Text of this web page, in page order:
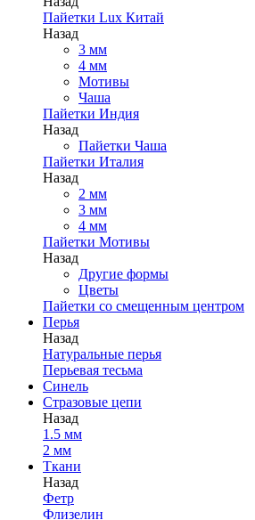
Пайетки Lux Китай
Назад
3 мм
4 мм
Мотивы
Чаша
Пайетки Индия
Назад
Пайетки Чаша
Пайетки Италия
Назад
2 мм
3 мм
4 мм
Пайетки Мотивы
Назад
Другие формы
Цветы
Пайетки со смещенным центром
Перья
Назад
Натуральные перья
Перьевая тесьма
Синель
Стразовые цепи
Назад
1.5 мм
2 мм
Ткани
Назад
Фетр
Флизелин